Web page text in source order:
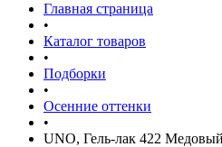
Главная страница
•
Каталог товаров
•
Подборки
•
Осенние оттенки
•
UNO, Гель-лак 422